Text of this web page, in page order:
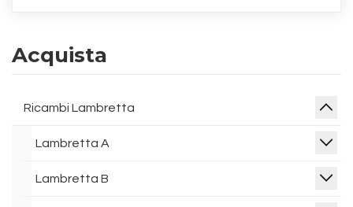
Acquista
Ricambi Lambretta
Lambretta A
Lambretta B